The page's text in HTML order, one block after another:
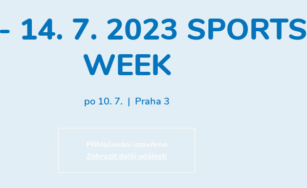
14. 7. 2023 SPORTS
WEEK
po 10. 7.
  |
Praha 3
Přihlašování uzavřeno
Zobrazit další události